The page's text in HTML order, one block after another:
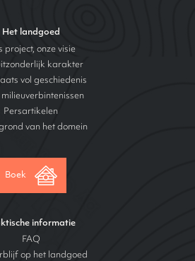
Het landgoed
project, onze visie
karakter
vol geschiedenis
milieuverbintenissen
Persartikelen
van het domein
Boek
informatie
FAQ
op het landgoed